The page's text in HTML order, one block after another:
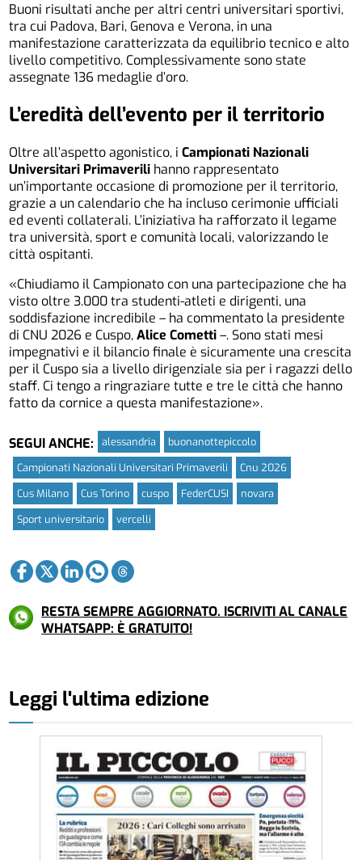
Buoni risultati anche per altri centri universitari sportivi,
tra cui Padova, Bari, Genova e Verona, in una
manifestazione caratterizzata da equilibrio tecnico e alto
livello competitivo. Complessivamente sono state
assegnate 136 medaglie d’oro.
L’eredità dell’evento per il territorio
Oltre all’aspetto agonistico, iCampionati Nazionali
Universitari Primaverili hanno rappresentato
un’importante occasione di promozione per il territorio,
grazie a un calendario che ha incluso cerimonie ufficiali
ed eventi collaterali. L’iniziativa ha rafforzato il legame
tra università, sport e comunità locali, valorizzando le
città ospitanti.
«Chiudiamo il Campionato con una partecipazione che ha
visto oltre 3.000 tra studenti-atleti e dirigenti, una
soddisfazione incredibile – ha commentato la presidente
di CNU 2026 e Cuspo,Alice Cometti–. Sono stati mesi
impegnativi e il bilancio finale è sicuramente una crescita
per il Cuspo sia a livello dirigenziale sia per i ragazzi dello
staff. Ci tengo a ringraziare tutte e tre le città che hanno
fatto da cornice a questa manifestazione».
SEGUI ANCHE: alessandria
buonanottepiccolo
Campionati Nazionali Universitari Primaverili
Cnu 2026
Cus Milano
Cus Torino cuspo FederCUSI
novara
Sport universitario
vercelli
RESTA SEMPRE AGGIORNATO. ISCRIVITI AL CANALE
WHATSAPP: È GRATUITO!
Leggi l'ultima edizione